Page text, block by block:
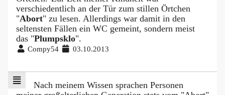
verschiedentlich an der Tür zum stillen Örtchen
"Abort" zu lesen. Allerdings war damit in den
seltensten Fällen ein WC gemeint, sondern meist
das "Plumpsklo".
Compy54 03.10.2013
Nach meinem Wissen sprachen Personen